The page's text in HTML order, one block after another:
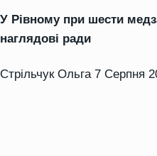
У Рівному при шести
наглядові ради
Стрільчук Ольга 7 Серпня